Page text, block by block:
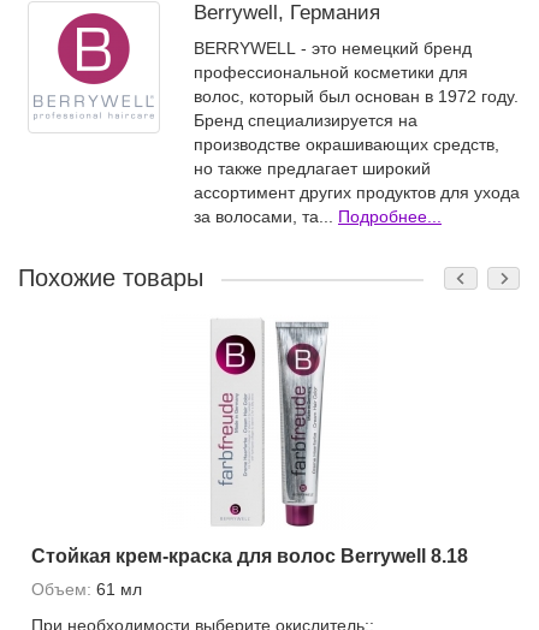
Berrywell, Германия
BERRYWELL - это немецкий бренд
профессиональной косметики для
волос, который был основан в 1972 году.
Бренд специализируется на
производстве окрашивающих средств,
но также предлагает широкий
ассортимент других продуктов для ухода
за волосами, та... Подробнее...
Похожие товары
Стойкая крем-краска для волос Berrywell 8.18
Объем: 61 мл
При необходимости выберите окислитель::